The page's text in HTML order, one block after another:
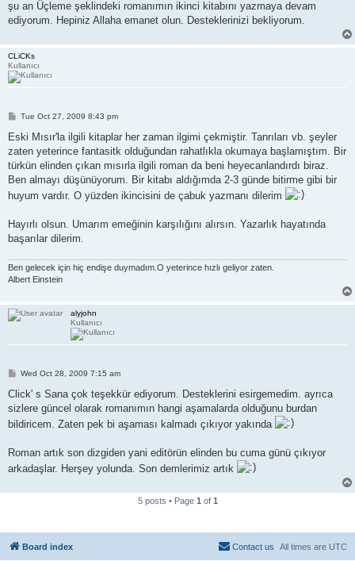
şu an Üçleme şeklindeki romanımın ikinci kitabını yazmaya devam
ediyorum. Hepiniz Allaha emanet olun. Desteklerinizi bekliyorum.
CLiCKs
Kullanıcı
P
s
Tue Oct 27, 2009 8:43 pm
Eski Mısır'la ilgili kitaplar her zaman ilgimi çekmiştir. Tanrıları vb. şeyler
zaten yeterince fantasitk olduğundan rahatlıkla okumaya başlamıştım. Bir
türkün elinden çıkan mısırla ilgili roman da beni heyecanlandırdı biraz.
Ben almayı düşünüyorum. Bir kitabı aldığımda 2-3 günde bitirme gibi bir
huyum vardır. O yüzden ikincisini de çabuk yazmanı dilerim
Hayırlı olsun. Umarım emeğinin karşılığını alırsın. Yazarlık hayatında
başarılar dilerim.
Ben gelecek için hiç endişe duymadım.O yeterince hızlı geliyor zaten.
Albert Einstein
alyjohn
Kullanıcı
P
s
Wed Oct 28, 2009 7:15 am
Click' s Sana çok teşekkür ediyorum. Desteklerini esirgemedim. ayrıca
sizlere güncel olarak romanımın hangi aşamalarda olduğunu burdan
bildiricem. Zaten pek bi aşaması kalmadı çıkıyor yakında
Roman artık son dizgiden yani editörün elinden bu cuma günü çıkıyor
arkadaşlar. Herşey yolunda. Son demlerimiz artık
5 posts • Page 1 of 1
Board index All times are UTC
Contact us